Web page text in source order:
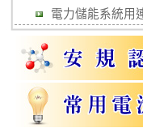
電力儲能系統用